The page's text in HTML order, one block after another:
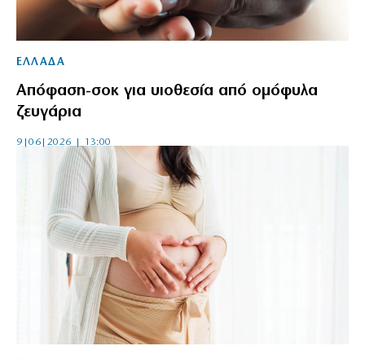
ΕΛΛΑΔΑ
Απόφαση-σοκ για υιοθεσία από ομόφυλα
ζευγάρια
9|06|2026 | 13:00